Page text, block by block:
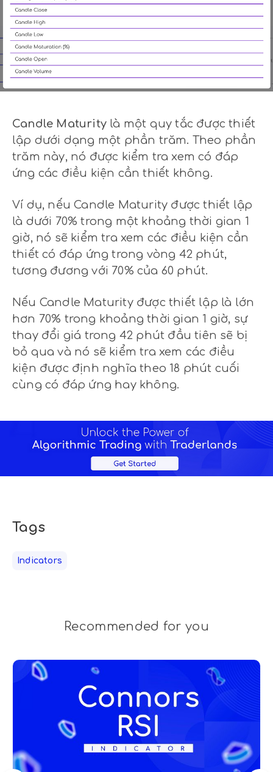
Candle Maturity là một quy tắc được thiết
lập dưới dạng một phần trăm. Theo phần
trăm này, nó được kiểm tra xem có đáp
ứng các điều kiện cần thiết không.
Ví dụ, nếu Candle Maturity được thiết lập
là dưới 70% trong một khoảng thời gian 1
giờ, nó sẽ kiểm tra xem các điều kiện cần
thiết có đáp ứng trong vòng 42 phút,
tương đương với 70% của 60 phút.
Nếu Candle Maturity được thiết lập là lớn
hơn 70% trong khoảng thời gian 1 giờ, sự
thay đổi giá trong 42 phút đầu tiên sẽ bị
bỏ qua và nó sẽ kiểm tra xem các điều
kiện được định nghĩa theo 18 phút cuối
cùng có đáp ứng hay không.
Tags
Indicators
Recommended for you